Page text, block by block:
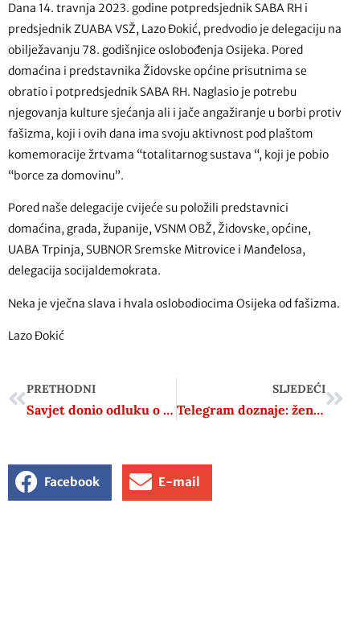
Dana 14. travnja 2023. godine potpredsjednik SABA RH i
predsjednik ZUABA VSŽ, Lazo Đokić, predvodio je delegaciju na
obilježavanju 78. godišnjice oslobođenja Osijeka. Pored
domaćina i predstavnika Židovske općine prisutnima se
obratio i potpredsjednik SABA RH. Naglasio je potrebu
njegovanja kulture sjećanja ali i jače angažiranje u borbi protiv
fašizma, koji i ovih dana ima svoju aktivnost pod plaštom
komemoracije žrtvama “totalitarnog sustava “, koji je pobio
“borce za domovinu”.
Pored naše delegacije cvijeće su položili predstavnici
domaćina, grada, županije, VSNM OBŽ, Židovske, općine,
UABA Trpinja, SUBNOR Sremske Mitrovice i Manđelosa,
delegacija socijaldemokrata.
Neka je vječna slava i hvala oslobodiocima Osijeka od fašizma.
Lazo Đokić
PRETHODNI
Savjet donio odluku o podjeli novca manjinama
SLJEDEĆI
Telegram doznaje: žena koja tvrdi da je ustaški logor za djecu zapravo bio prihvatilište, u utorak bi mogla postati dekanica
Facebook E-mail